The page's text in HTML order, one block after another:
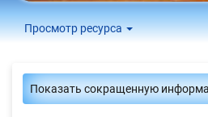
Просмотр ресурса
Показать сокращенную